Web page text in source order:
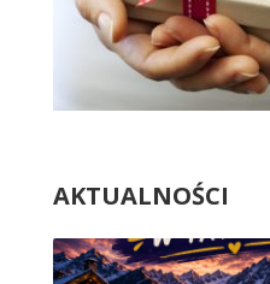
AKTUALNOŚCI